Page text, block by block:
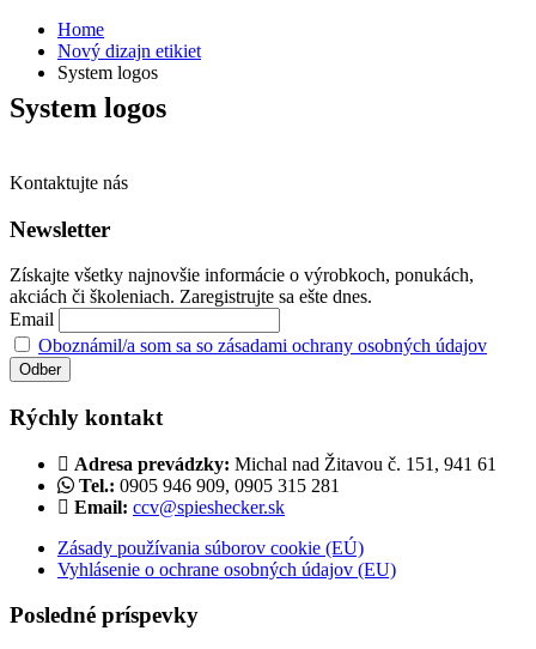
Home
Nový dizajn etikiet
System logos
System logos
Kontaktujte nás
Newsletter
Získajte všetky najnovšie informácie o výrobkoch, ponukách,
akciách či školeniach. Zaregistrujte sa ešte dnes.
Email
Oboznámil/a som sa so zásadami ochrany osobných údajov
Rýchly kontakt
Adresa prevádzky: Michal nad Žitavou č. 151, 941 61
Tel.: 0905 946 909, 0905 315 281
Email: ccv@spieshecker.sk
Zásady používania súborov cookie (EÚ)
Vyhlásenie o ochrane osobných údajov (EU)
Posledné príspevky